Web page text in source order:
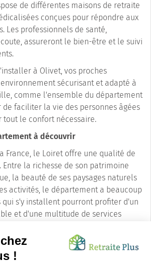
de différentes maisons de retraite
conçues pour répondre aux
Les professionnels de santé,
assureront le bien-être et le suivi
à Olivet, vos proches
sécurisant et adapté à
comme l'ensemble du département
faciliter la vie des personnes âgées
le confort nécessaire.
à découvrir
France, le Loiret offre une qualité de
la richesse de son patrimoine
la beauté de ses paysages naturels
activités, le département a beaucoup
qui s'y installent pourront profiter d'un
et d'une multitude de services
recherchez un lieu de vie paisible et
âgés, Olivet, dans le